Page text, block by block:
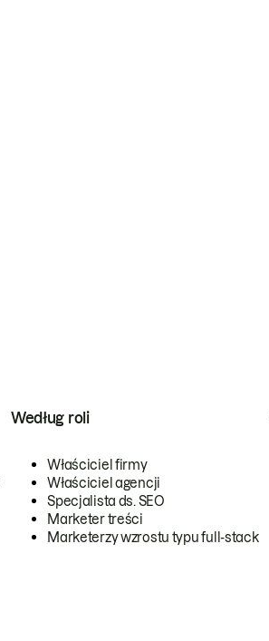
Według roli
Właściciel firmy
Właściciel agencji
Specjalista ds. SEO
Marketer treści
Marketerzy wzrostu typu full-stack